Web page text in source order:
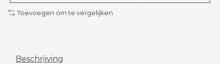
Toevoegen om te vergelijken
Beschrijving